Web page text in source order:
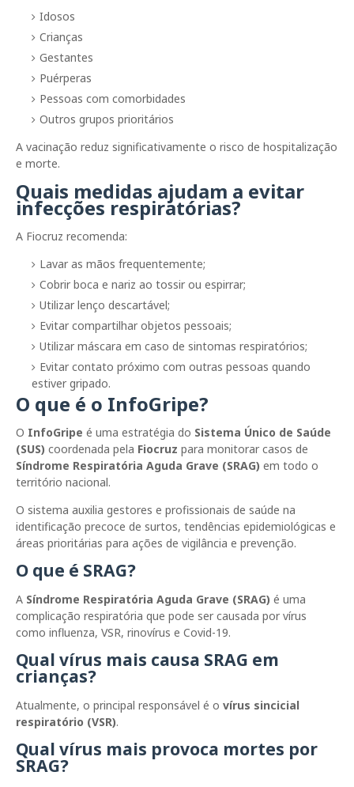
Idosos
Crianças
Gestantes
Puérperas
Pessoas com comorbidades
Outros grupos prioritários
A vacinação reduz significativamente o risco de hospitalização
e morte.
Quais medidas ajudam a evitar
infecções respiratórias?
A Fiocruz recomenda:
Lavar as mãos frequentemente;
Cobrir boca e nariz ao tossir ou espirrar;
Utilizar lenço descartável;
Evitar compartilhar objetos pessoais;
Utilizar máscara em caso de sintomas respiratórios;
Evitar contato próximo com outras pessoas quando
estiver gripado.
O que é o InfoGripe?
O InfoGripe é uma estratégia do Sistema Único de Saúde
(SUS) coordenada pela Fiocruz para monitorar casos de
Síndrome Respiratória Aguda Grave (SRAG) em todo o
território nacional.
O sistema auxilia gestores e profissionais de saúde na
identificação precoce de surtos, tendências epidemiológicas e
áreas prioritárias para ações de vigilância e prevenção.
O que é SRAG?
A Síndrome Respiratória Aguda Grave (SRAG) é uma
complicação respiratória que pode ser causada por vírus
como influenza, VSR, rinovírus e Covid-19.
Qual vírus mais causa SRAG em
crianças?
Atualmente, o principal responsável é o vírus sincicial
respiratório (VSR).
Qual vírus mais provoca mortes por
SRAG?